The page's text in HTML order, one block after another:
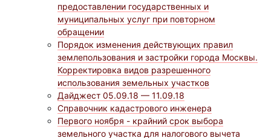
предоставлении государственных и
муниципальных услуг при повторном
обращении
Порядок изменения действующих правил
землепользования и застройки города Москвы.
Корректировка видов разрешенного
использования земельных участков
Дайджест 05.09.18 — 11.09.18
Справочник кадастрового инженера
Первого ноября - крайний срок выбора
земельного участка для налогового вычета